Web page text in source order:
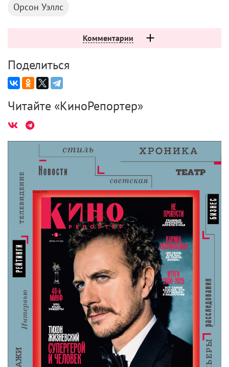
Орсон Уэллс
Комментарии
Поделиться
Читайте «КиноРепортер»